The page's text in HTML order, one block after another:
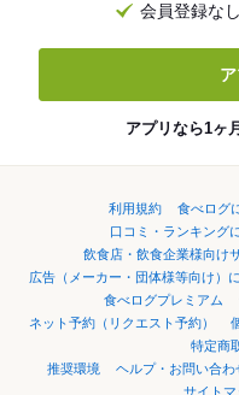
会員登録な
アプリなら1ヶ
利用規約 食べログ
口コミ・ランキング
飲食店・飲食企業様向け
広告（メーカー・団体様等向け）
食べログプレミアム
ネット予約（リクエスト予約）
特定商
推奨環境
ヘルプ・お問い合わ
サイトマ